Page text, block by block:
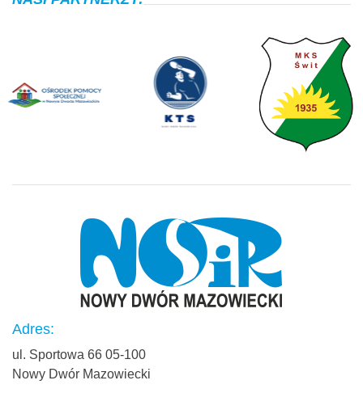
Adres:
ul. Sportowa 66 05-100
Nowy Dwór Mazowiecki